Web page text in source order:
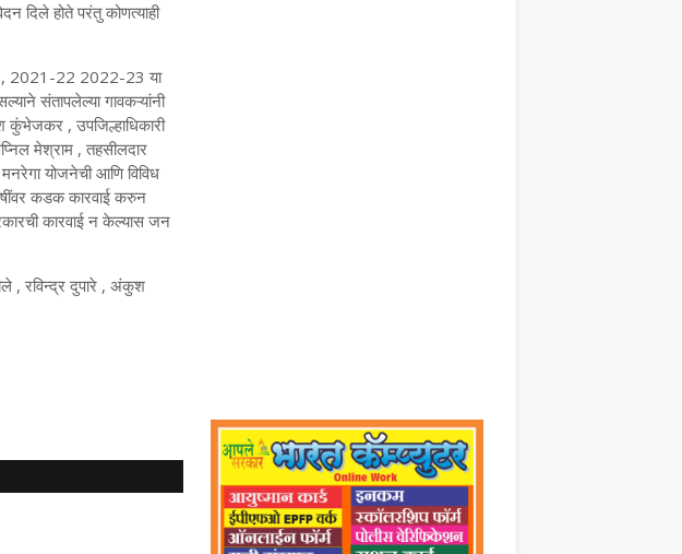
दिले होते परंतु कोणत्याही
21 , 2021-22 2022-23 या
संतापलेल्या गावकऱ्यांनी
कुंभेजकर , उपजिल्हाधिकारी
मेश्राम , तहसीलदार
योजनेची आणि विविध
कडक कारवाई करुन
कारवाई न केल्यास जन
, रविन्द्र दुपारे , अंकुश